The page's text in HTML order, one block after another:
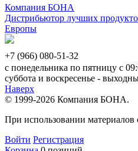
Компания БОНА
Дистрибьютор лучших
Европы
+7 (966) 080-51-32
с понедельника по пятницу с
суббота и воскресенье -
Наверх
© 1999-2026 Компания БОНА.
При использовании материалов
Войти Регистрация